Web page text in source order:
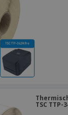
TSC TTP-